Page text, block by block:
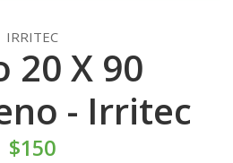
IRRITEC
20 X 90
- Irritec
$150